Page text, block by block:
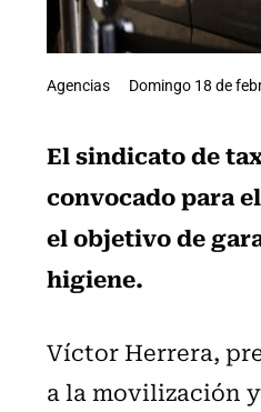
Agencias Domingo 18 de
El sindicato de
convocado para
el objetivo de
higiene.
Víctor Herrera,
a la movilización